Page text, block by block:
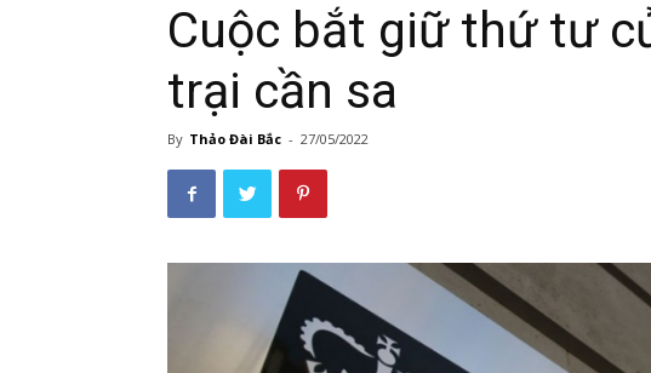
Cuộc bắt giữ thứ tư
trại cần sa
By Thảo Đài Bắc - 27/05/2022